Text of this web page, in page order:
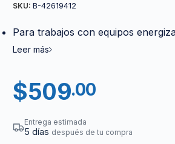
SKU: B-42619412
Para trabajos con equipos
Leer más
$509.00
Entrega estimada
5 días después de tu compra